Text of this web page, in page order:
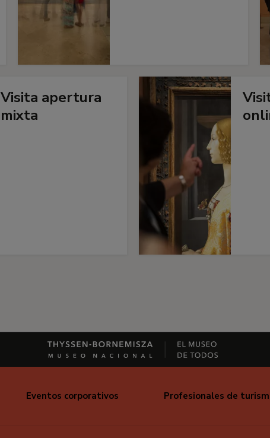
Visita apertura
mixta
Eventos corporativos Profesionales de